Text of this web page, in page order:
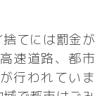
てには罰金が
速道路、都市
行われていま